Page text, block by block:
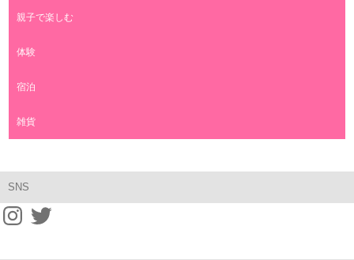
親子で楽しむ
体験
宿泊
雑貨
SNS